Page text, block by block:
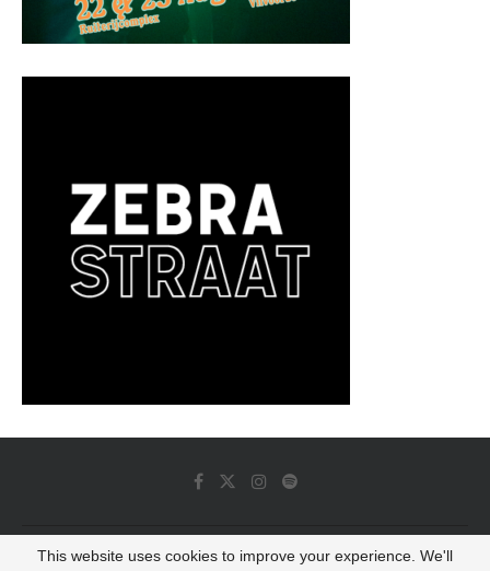
© 2022 - Luminous Dash All Rights Reserved
This website uses cookies to improve your experience. We'll